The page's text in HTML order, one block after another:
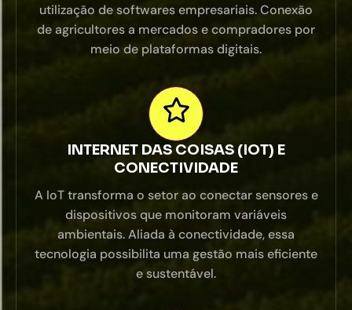
utilização de softwares empresariais. Conexão
de agricultores a mercados e compradores por
meio de plataformas digitais.
INTERNET DAS COISAS (IOT) E
CONECTIVIDADE
A IoT transforma o setor ao conectar sensores e
dispositivos que monitoram variáveis
ambientais. Aliada à conectividade, essa
tecnologia possibilita uma gestão mais eficiente
e sustentável.